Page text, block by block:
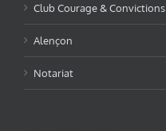
Club Courage & Convictions
Alençon
Notariat